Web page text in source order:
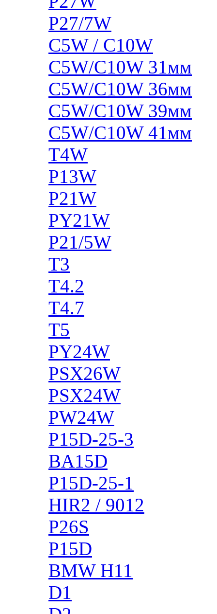
P27/7W
C5W / C10W
C5W/C10W 31мм
C5W/C10W 36мм
C5W/C10W 39мм
C5W/C10W 41мм
T4W
P13W
P21W
PY21W
P21/5W
T3
T4.2
T4.7
T5
PY24W
PSX26W
PSX24W
PW24W
P15D-25-3
BA15D
P15D-25-1
HIR2 / 9012
P26S
P15D
BMW H11
D1